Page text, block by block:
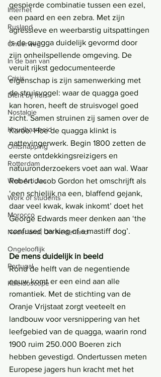
Internet
Rusland
Onderweg
In de ban van
Crisis
Dicht bij huis
Nostalgie
Houdbaarheid
Ontsnapping
Rotterdam
Web Articles
Work of students
Morocco
Nederland, Oh Nederland
Ongelooflijk
Portugal
Kaleidoscope
gespierde combinatie tussen een ezel,
een paard en een zebra. Met zijn
agressieve en weerbarstig uitspattingen
is de quagga duidelijk gevormd door
zijn onheilspellende omgeving. De
veruit rijkst gedocumenteerde
eigenschap is zijn samenwerking met
de struisvogel: waar de quagga goed
kan horen, heeft de struisvogel goed
zicht. Samen struinen zij samen over de
Karoo. Hoe de quagga klinkt is
nattevingerwerk. Begin 1800 zetten de
eerste ontdekkingsreizigers en
natuuronderzoekers voet aan wal. Waar
Robert Jacob Gordon het omschrijft als
‘een schielijk na een, blaffend gejank,
daar veel kwak, kwak inkomt’ doet het
George Edwards meer denken aan ‘the
confused barking of a mastiff dog’.
De mens duidelijk in beeld
Rond de helft van de negentiende
eeuw komt er een eind aan alle
romantiek. Met de stichting van de
Oranje Vrijstaat zorgt veeteelt en
landbouw voor versnippering van het
leefgebied van de quagga, waarin rond
1900 ruim 250.000 Boeren zich
hebben gevestigd. Ondertussen meten
Europese jagers hun kracht met het